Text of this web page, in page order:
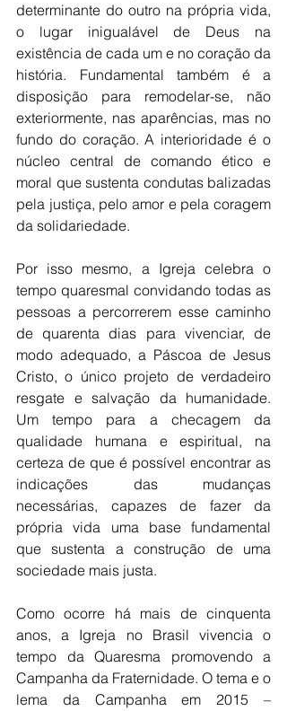
determinante do outro na própria vida,
o lugar inigualável de Deus na
existência de cada um e no coração da
história. Fundamental também é a
disposição para remodelar-se, não
exteriormente, nas aparências, mas no
fundo do coração. A interioridade é o
núcleo central de comando ético e
moral que sustenta condutas balizadas
pela justiça, pelo amor e pela coragem
da solidariedade.
Por isso mesmo, a Igreja celebra o
tempo quaresmal convidando todas as
pessoas a percorrerem esse caminho
de quarenta dias para vivenciar, de
modo adequado, a Páscoa de Jesus
Cristo, o único projeto de verdadeiro
resgate e salvação da humanidade.
Um tempo para a checagem da
qualidade humana e espiritual, na
certeza de que é possível encontrar as
indicações das mudanças
necessárias, capazes de fazer da
própria vida uma base fundamental
que sustenta a construção de uma
sociedade mais justa.
Como ocorre há mais de cinquenta
anos, a Igreja no Brasil vivencia o
tempo da Quaresma promovendo a
Campanha da Fraternidade. O tema e o
lema da Campanha em 2015 –